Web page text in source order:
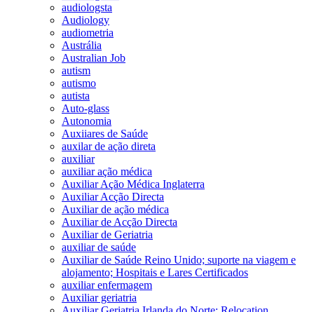
audiologsta
Audiology
audiometria
Austrália
Australian Job
autism
autismo
autista
Auto-glass
Autonomia
Auxiiares de Saúde
auxilar de ação direta
auxiliar
auxiliar ação médica
Auxiliar Ação Médica Inglaterra
Auxiliar Acção Directa
Auxiliar de ação médica
Auxiliar de Acção Directa
Auxiliar de Geriatria
auxiliar de saúde
Auxiliar de Saúde Reino Unido; suporte na viagem e
alojamento; Hospitais e Lares Certificados
auxiliar enfermagem
Auxiliar geriatria